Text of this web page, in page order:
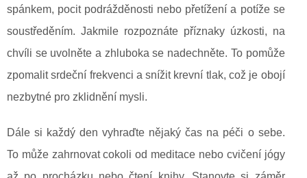
spánkem, pocit podrážděnosti nebo přetížení a potíže se
soustředěním. Jakmile rozpoznáte příznaky úzkosti, na
chvíli se uvolněte a zhluboka se nadechněte. To pomůže
zpomalit srdeční frekvenci a snížit krevní tlak, což je obojí
nezbytné pro zklidnění mysli.
Dále si každý den vyhraďte nějaký čas na péči o sebe.
To může zahrnovat cokoli od meditace nebo cvičení jógy